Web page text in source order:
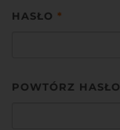
HASŁO *
POWTÓRZ HASŁO